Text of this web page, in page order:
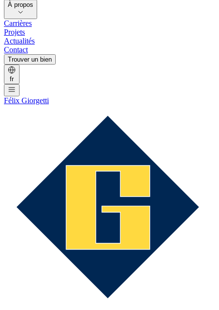
À propos
Carrières
Projets
Actualités
Contact
Trouver un bien
fr
Félix Giorgetti